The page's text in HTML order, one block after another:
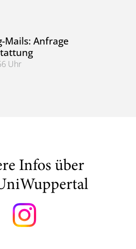
Zugriffe auf git.uni-wuppertal.de
Mails: Anfrage
Uhr
Anfrage Reisekostenerstattung
Infos über